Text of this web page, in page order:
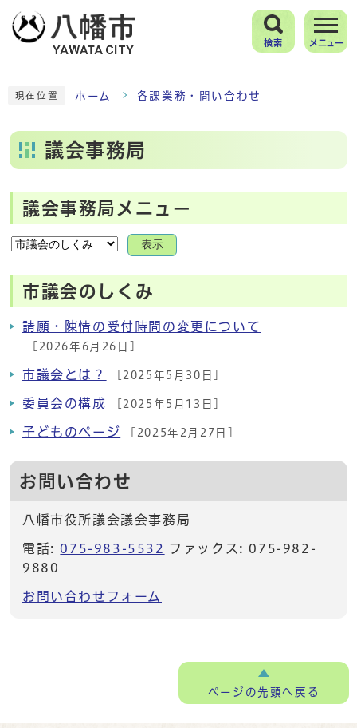
検索 メニュー
現在位置 ホーム 各課業務・問い合わせ
議会事務局
議会事務局メニュー
表示
市議会のしくみ
請願・陳情の受付時間の変更について
[2026年6月26日]
市議会とは？ [2025年5月30日]
委員会の構成 [2025年5月13日]
子どものページ [2025年2月27日]
お問い合わせ
八幡市役所議会議会事務局
電話: 075-983-5532 ファックス: 075-982-
9880
お問い合わせフォーム
ページの先頭へ戻る